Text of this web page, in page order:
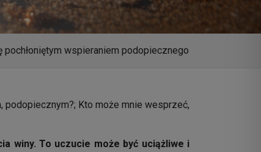
wspieraniem podopiecznego
Kto może mnie wesprzeć,
winy. To uczucie może być uciążliwe i